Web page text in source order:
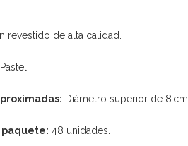
revestido de alta calidad.
Diámetro superior de 8
48 unidades.